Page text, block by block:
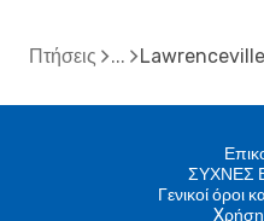
Πτήσεις Lawrenceville
ΣΥΧΝΕΣ
Γενικοί όροι